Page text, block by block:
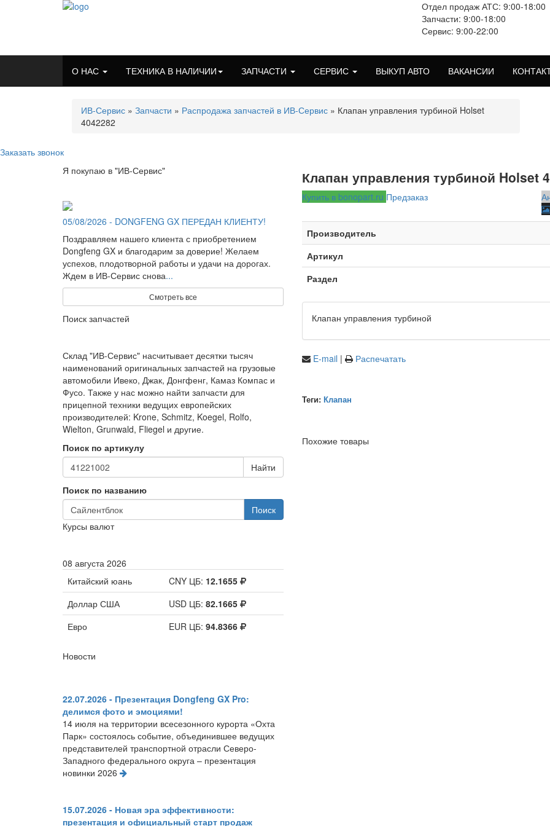
Отдел продаж АТС: 9:00-18:00
Запчасти: 9:00-18:00
Сервис: 9:00-22:00
О НАС ТЕХНИКА В НАЛИЧИИ ЗАПЧАСТИ СЕРВИС ВЫКУП АВТО ВАКАНСИИ
ИВ-Сервис » Запчасти » Распродажа запчастей в ИВ-Сервис » Клапан управления турбиной Holset
4042282
Заказать звонок
Клапан управления турбиной Holset
Купить в bonopart.ru Предзаказ
Производитель
Артикул
Раздел
Клапан управления турбиной
E-mail | Распечатать
Теги: Клапан
Похожие товары
Я покупаю в "ИВ-Сервис"
05/08/2026 - DONGFENG GX ПЕРЕДАН КЛИЕНТУ!
Поздравляем нашего клиента с приобретением
Dongfeng GX и благодарим за доверие! Желаем
успехов, плодотворной работы и удачи на дорогах.
Ждем в ИВ-Сервис снова...
Смотреть все
Поиск запчастей
Склад "ИВ-Сервис" насчитывает десятки тысяч
наименований оригинальных запчастей на грузовые
автомобили Ивеко, Джак, Донгфенг, Камаз Компас и
Фусо. Также у нас можно найти запчасти для
прицепной техники ведущих европейских
производителей: Krone, Schmitz, Koegel, Rolfo,
Wielton, Grunwald, Fliegel и другие.
Поиск по артикулу
Найти
Поиск по названию
Поиск
Курсы валют
08 августа 2026
Китайский юань
CNY ЦБ: 12.1655
Доллар США
USD ЦБ: 82.1665
Евро
EUR ЦБ: 94.8366
Новости
22.07.2026 - Презентация Dongfeng GX Pro:
делимся фото и эмоциями!
14 июля на территории всесезонного курорта «Охта
Парк» состоялось событие, объединившее ведущих
представителей транспортной отрасли Северо-
Западного федерального округа – презентация
новинки 2026
15.07.2026 - Новая эра эффективности:
презентация и официальный старт продаж